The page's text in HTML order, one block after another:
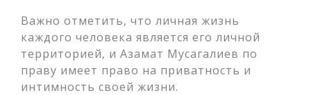
Важно отметить, что личная жизнь
каждого человека является его личной
территорией, и Азамат Мусагалиев по
праву имеет право на приватность и
интимность своей жизни.